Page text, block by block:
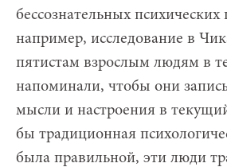
бессознательных психических
например, исследование в
пятистам взрослым людям в
напоминали, чтобы они
мысли и настроения в
бы традиционная
была правильной, эти люди